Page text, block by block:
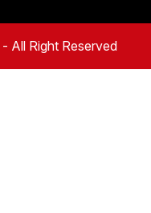
All Right Reserved